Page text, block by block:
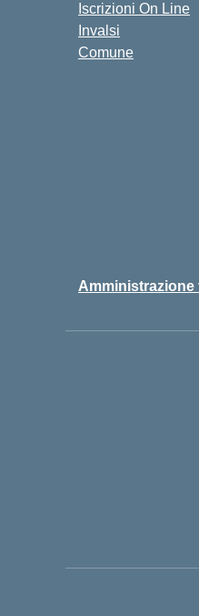
Iscrizioni On Line
Invalsi
Comune
Amministrazione